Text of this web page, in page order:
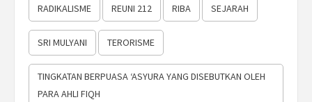
RADIKALISME REUNI 212 RIBA SEJARAH
SRI MULYANI TERORISME
TINGKATAN BERPUASA ‘ASYURA YANG DISEBUTKAN OLEH
PARA AHLI FIQH